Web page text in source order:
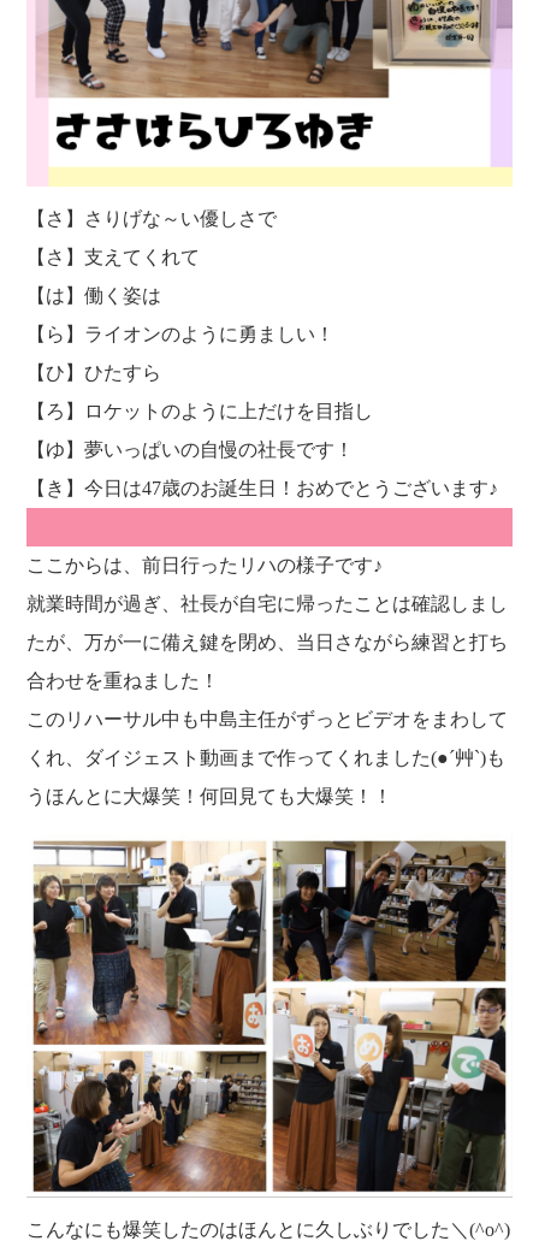
【さ】さりげな～い優しさで
【さ】支えてくれて
【は】働く姿は
【ら】ライオンのように勇ましい！
【ひ】ひたすら
【ろ】ロケットのように上だけを目指し
【ゆ】夢いっぱいの自慢の社長です！
【き】今日は47歳のお誕生日！おめでとうございます♪
ここからは、前日行ったリハの様子です♪
就業時間が過ぎ、社長が自宅に帰ったことは確認しまし
たが、万が一に備え鍵を閉め、当日さながら練習と打ち
合わせを重ねました！
このリハーサル中も中島主任がずっとビデオをまわして
くれ、ダイジェスト動画まで作ってくれました(●´艸`)も
うほんとに大爆笑！何回見ても大爆笑！！
こんなにも爆笑したのはほんとに久しぶりでした＼(^o^)